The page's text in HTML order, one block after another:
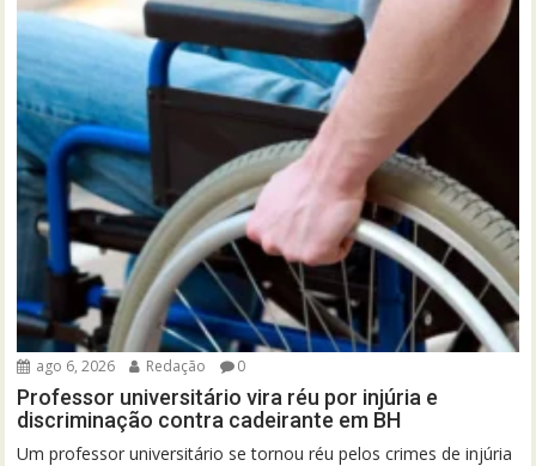
ago 6, 2026 Redação 0
Professor universitário vira réu por injúria e
discriminação contra cadeirante em BH
Um professor universitário se tornou réu pelos crimes de injúria